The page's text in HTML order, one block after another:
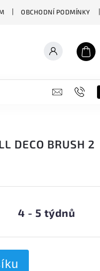
OBCHODNÍ PODMÍNKY
FORMULÁŘ B2B
DECO BRUSH 2
4 - 5 týdnů